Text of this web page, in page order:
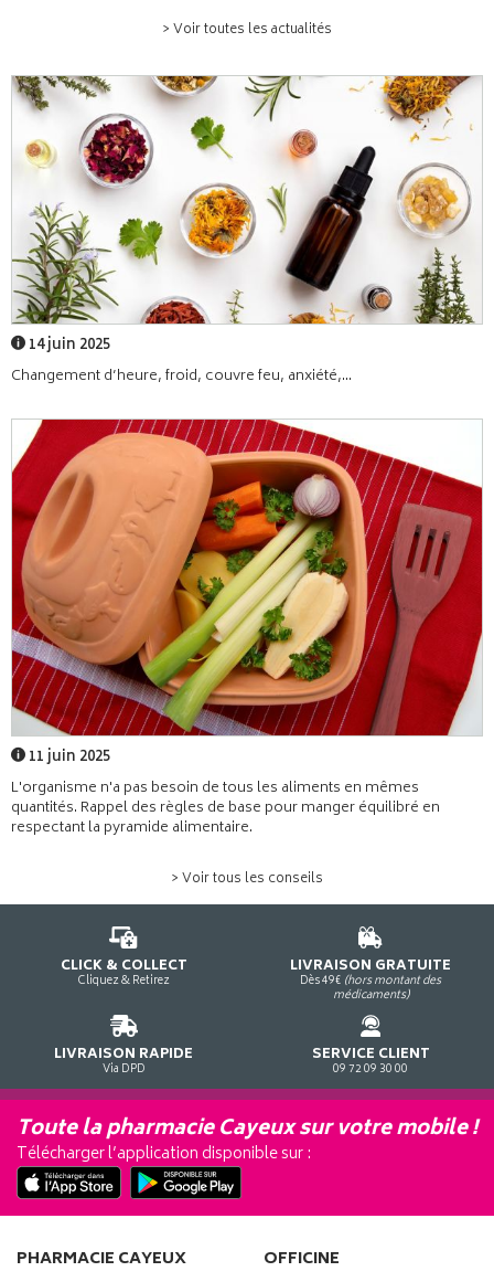
> Voir toutes les actualités
14 juin 2025
Changement d’heure, froid, couvre feu, anxiété,...
11 juin 2025
L'organisme n'a pas besoin de tous les aliments en mêmes
quantités. Rappel des règles de base pour manger équilibré en
respectant la pyramide alimentaire.
> Voir tous les conseils
CLICK & COLLECT
Cliquez & Retirez
LIVRAISON GRATUITE
Dès 49€ (hors montant des
médicaments)
LIVRAISON RAPIDE
Via DPD
SERVICE CLIENT
09 72 09 30 00
Toute la pharmacie Cayeux sur votre mobile !
Télécharger l’application disponible sur :
PHARMACIE CAYEUX OFFICINE